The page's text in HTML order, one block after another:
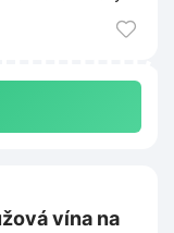
vína na